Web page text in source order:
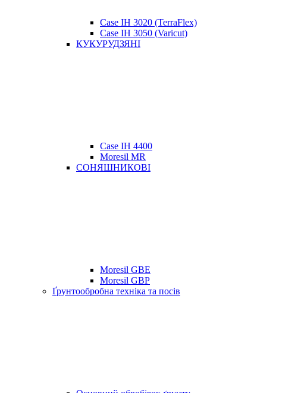
Case IH 3020 (TerraFlex)
Case IH 3050 (Varicut)
КУКУРУДЗЯНІ
Case IH 4400
Moresil MR
СОНЯШНИКОВІ
Moresil GBE
Moresil GBP
Ґрунтообробна техніка та посів